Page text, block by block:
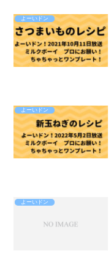
よーいドン
よーいドン
よーいドン